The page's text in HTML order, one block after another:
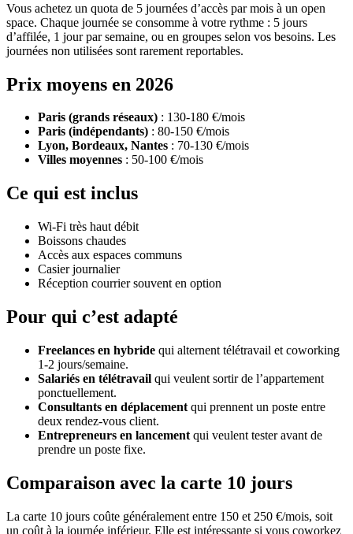
Vous achetez un quota de 5 journées d’accès par mois à un open
space. Chaque journée se consomme à votre rythme : 5 jours
d’affilée, 1 jour par semaine, ou en groupes selon vos besoins. Les
journées non utilisées sont rarement reportables.
Prix moyens en 2026
Paris (grands réseaux) : 130-180 €/mois
Paris (indépendants) : 80-150 €/mois
Lyon, Bordeaux, Nantes : 70-130 €/mois
Villes moyennes : 50-100 €/mois
Ce qui est inclus
Wi-Fi très haut débit
Boissons chaudes
Accès aux espaces communs
Casier journalier
Réception courrier souvent en option
Pour qui c’est adapté
Freelances en hybride qui alternent télétravail et coworking
1-2 jours/semaine.
Salariés en télétravail qui veulent sortir de l’appartement
ponctuellement.
Consultants en déplacement qui prennent un poste entre
deux rendez-vous client.
Entrepreneurs en lancement qui veulent tester avant de
prendre un poste fixe.
Comparaison avec la carte 10 jours
La carte 10 jours coûte généralement entre 150 et 250 €/mois, soit
un coût à la journée inférieur. Elle est intéressante si vous coworkez